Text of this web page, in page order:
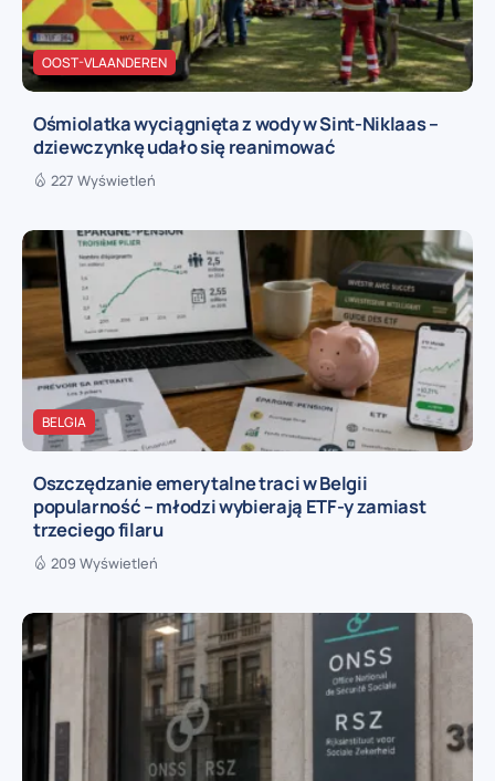
OOST-VLAANDEREN
Ośmiolatka wyciągnięta z wody w Sint-Niklaas –
dziewczynkę udało się reanimować
227 Wyświetleń
BELGIA
Oszczędzanie emerytalne traci w Belgii
popularność – młodzi wybierają ETF-y zamiast
trzeciego filaru
209 Wyświetleń